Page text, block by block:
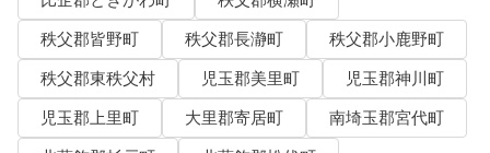
秩父郡皆野町
秩父郡長瀞町
秩父郡小鹿野町
秩父郡東秩父村
児玉郡美里町
児玉郡神川町
児玉郡上里町
大里郡寄居町
南埼玉郡宮代町